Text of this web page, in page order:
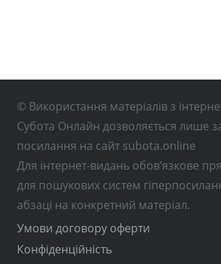
© Використання матеріалів з
Субота Онлайн дозволяється лише
посилання на сайт subota.online
Для інтернет-видань обов’язкове
для пошукових систем
абзаці на конкретний матеріал.
Умови договору оферти
Конфіденційність